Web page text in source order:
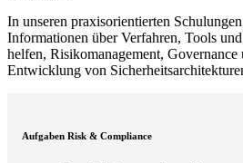
In unseren praxisorientierten
Informationen über Verfahren, Tools
helfen, Risikomanagement,
Entwicklung von
Aufgaben Risk & Compliance